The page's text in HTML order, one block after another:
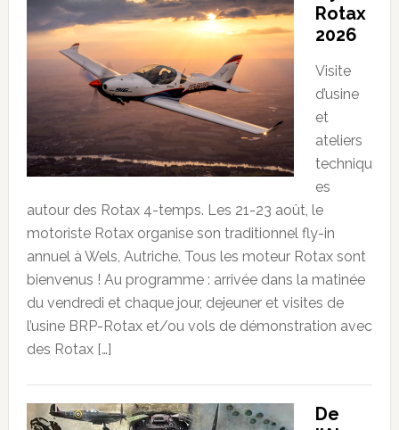
Rotax
2026
Visite
d’usine
et
ateliers
techniqu
es
autour des Rotax 4-temps. Les 21-23 août, le
motoriste Rotax organise son traditionnel fly-in
annuel à Wels, Autriche. Tous les moteur Rotax sont
bienvenus ! Au programme : arrivée dans la matinée
du vendredi et chaque jour, dejeuner et visites de
l’usine BRP-Rotax et/ou vols de démonstration avec
des Rotax […]
De